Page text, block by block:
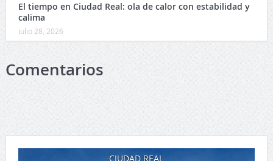
El tiempo en Ciudad Real: ola de calor con estabilidad y
calima
julio 28, 2026
Comentarios
CIUDAD REAL